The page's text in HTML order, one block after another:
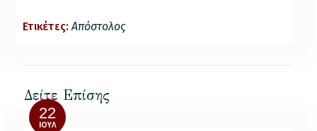
Ετικέτες: Απόστολος
Δείτε Επίσης
22
ΙΟΎΛ